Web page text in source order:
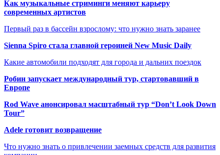
Как музыкальные стриминги меняют карьеру
современных артистов
Первый раз в бассейн взрослому: что нужно знать заранее
Sienna Spiro стала главной героиней New Music Daily
Какие автомобили подходят для города и дальних поездок
Робин запускает международный тур, стартовавший в
Европе
Rod Wave анонсировал масштабный тур “Don’t Look Down
Tour”
Adele готовит возвращение
Что нужно знать о привлечении заемных средств для развития